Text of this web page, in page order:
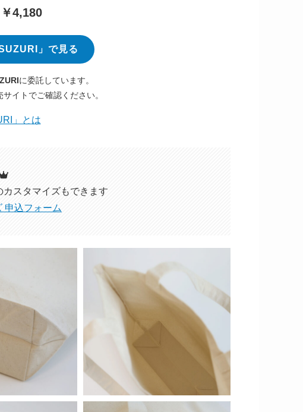
￥4,180
」で見る
に委託しています。
イトでご確認ください。
」とは
カスタマイズもできます
申込フォーム